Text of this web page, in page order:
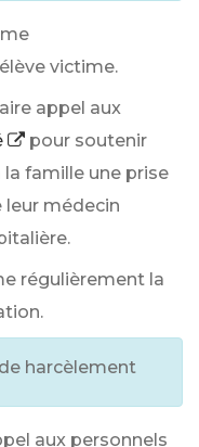
victime.
appel aux
pour soutenir
la famille une prise
leur médecin
régulièrement la
harcèlement
aux personnels